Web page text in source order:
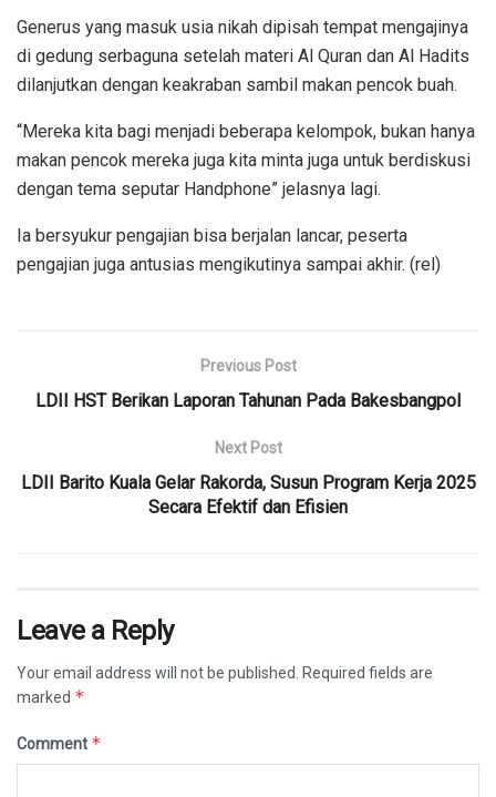
Generus yang masuk usia nikah dipisah tempat mengajinya
di gedung serbaguna setelah materi Al Quran dan Al Hadits
dilanjutkan dengan keakraban sambil makan pencok buah.
“Mereka kita bagi menjadi beberapa kelompok, bukan hanya
makan pencok mereka juga kita minta juga untuk berdiskusi
dengan tema seputar Handphone” jelasnya lagi.
Ia bersyukur pengajian bisa berjalan lancar, peserta
pengajian juga antusias mengikutinya sampai akhir. (rel)
Previous Post
LDII HST Berikan Laporan Tahunan Pada Bakesbangpol
Next Post
LDII Barito Kuala Gelar Rakorda, Susun Program Kerja 2025
Secara Efektif dan Efisien
Leave a Reply
Your email address will not be published. Required fields are
marked *
Comment *